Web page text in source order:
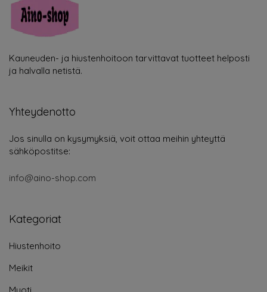
Kauneuden- ja hiustenhoitoon tarvittavat tuotteet helposti
ja halvalla netistä.
Yhteydenotto
Jos sinulla on kysymyksiä, voit ottaa meihin yhteyttä
sähköpostitse:
info@aino-shop.com
Kategoriat
Hiustenhoito
Meikit